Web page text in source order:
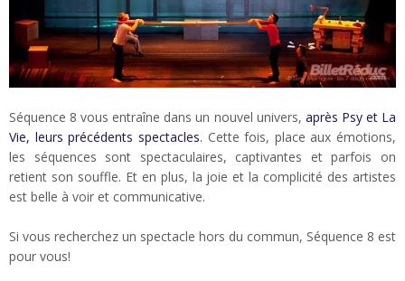
Séquence 8 vous entraîne dans un nouvel univers, après Psy et La
Vie, leurs précédents spectacles. Cette fois, place aux émotions,
les séquences sont spectaculaires, captivantes et parfois on
retient son souffle. Et en plus, la joie et la complicité des artistes
est belle à voir et communicative.
Si vous recherchez un spectacle hors du commun, Séquence 8 est
pour vous!